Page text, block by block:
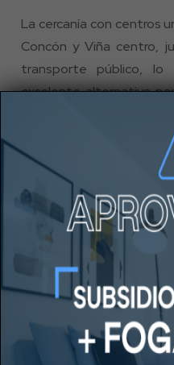
La cercanía con centros
Concón y Viña centro,
transporte público, lo
excelente alternativa
plusvalía de
manera constante
,
como para invertir.
El proyecto Vive Alto
contexto, ofreciendo
bien distribuidos, con
la vida en familia y una
oportunidad para